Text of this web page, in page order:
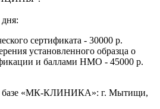
сертификата - 30000 р.
установленного образца о
и баллами НМО - 45000 р.
базе «МК-КЛИНИКА»: г. Мытищи,